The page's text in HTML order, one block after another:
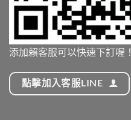
添加賴客服可以快速下訂喔！
點擊加入客服LINE